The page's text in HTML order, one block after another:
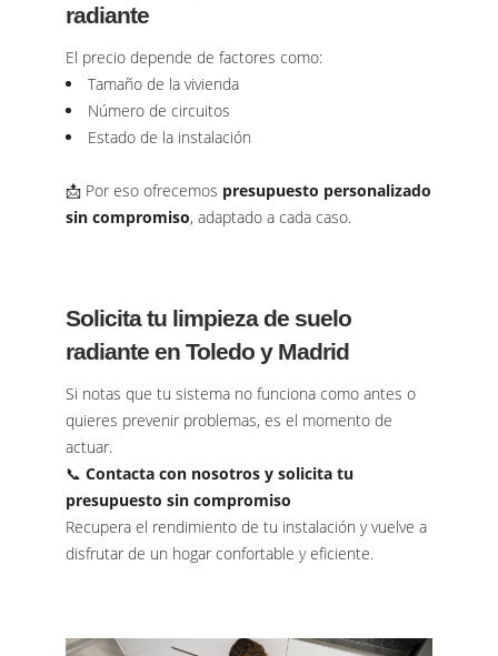
radiante
El precio depende de factores como:
Tamaño de la vivienda
Número de circuitos
Estado de la instalación
📩 Por eso ofrecemos presupuesto personalizado
sin compromiso, adaptado a cada caso.
Solicita tu limpieza de suelo
radiante en Toledo y Madrid
Si notas que tu sistema no funciona como antes o
quieres prevenir problemas, es el momento de
actuar.
📞 Contacta con nosotros y solicita tu
presupuesto sin compromiso
Recupera el rendimiento de tu instalación y vuelve a
disfrutar de un hogar confortable y eficiente.